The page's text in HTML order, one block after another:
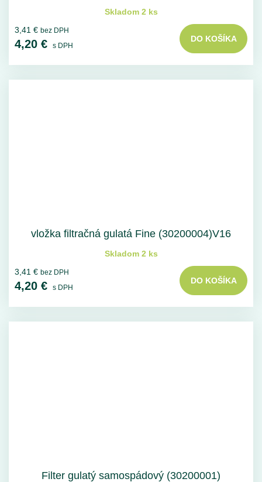
Skladom 2 ks
3,41 € bez DPH
4,20 € s DPH
DO KOŠÍKA
vložka filtračná gulatá Fine (30200004)V16
Skladom 2 ks
3,41 € bez DPH
4,20 € s DPH
DO KOŠÍKA
Filter gulatý samospádový (30200001)